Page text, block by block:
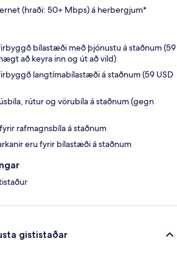
(hraði: 50+ Mbps) á herbergjum*
bílastæði með þjónustu á staðnum (59
að keyra inn og út að vild)
langtímabílastæði á staðnum (59 USD
rútur og vörubíla á staðnum (gegn
rafmagnsbíla á staðnum
eru fyrir bílastæði á staðnum
gististaðar